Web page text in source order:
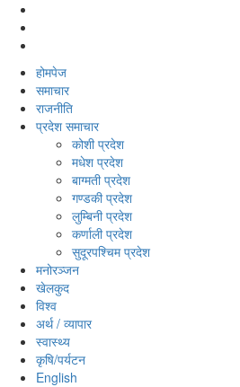
होमपेज
समाचार
राजनीति
प्रदेश समाचार
कोशी प्रदेश
मधेश प्रदेश
बाग्मती प्रदेश
गण्डकी प्रदेश
लुम्बिनी प्रदेश
कर्णाली प्रदेश
सुदूरपश्‍चिम प्रदेश
मनोरञ्‍जन
खेलकुद
विश्‍व
अर्थ / व्यापार
स्वास्थ्य
कृषि/पर्यटन
English